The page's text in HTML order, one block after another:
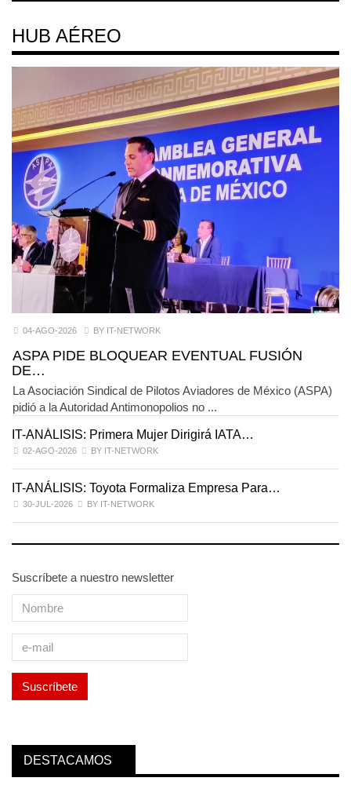
HUB AÉREO
04-AGO-2026 BY IT-NETWORK
ASPA PIDE BLOQUEAR EVENTUAL FUSIÓN
DE…
La Asociación Sindical de Pilotos Aviadores de México (ASPA)
pidió a la Autoridad Antimonopolios no ...
IT-ANÁLISIS: Primera Mujer Dirigirá IATA…
02-AGO-2026 BY IT-NETWORK
IT-ANÁLISIS: Toyota Formaliza Empresa Para…
30-JUL-2026 BY IT-NETWORK
Suscríbete a nuestro newsletter
DESTACAMOS